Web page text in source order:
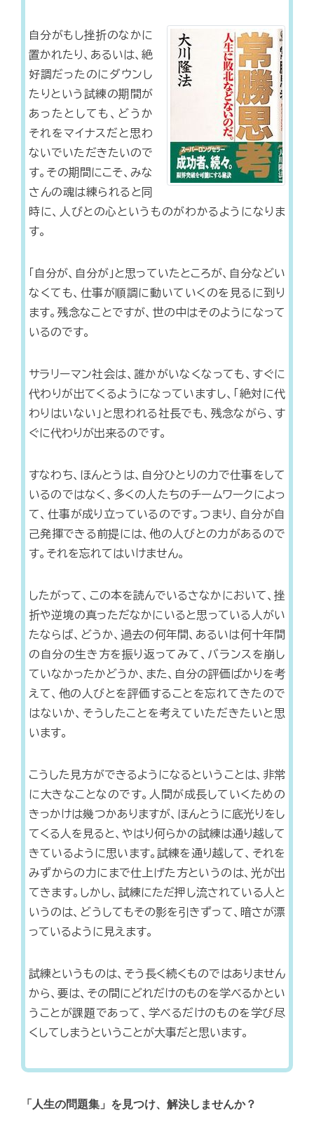
自分がもし挫折のなかに
置かれたり、あるいは、絶
好調だったのにダウンし
たりという試練の期間が
あったとしても、どうか
それをマイナスだと思わ
ないでいただきたいので
す。その期間にこそ、みな
さんの魂は練られると同
時に、人びとの心というものがわかるようになりま
す。
「自分が、自分が」と思っていたところが、自分などい
なくても、仕事が順調に動いていくのを見るに到り
ます。残念なことですが、世の中はそのようになって
いるのです。
サラリーマン社会は、誰かがいなくなっても、すぐに
代わりが出てくるようになっていますし、「絶対に代
わりはいない」と思われる社長でも、残念ながら、す
ぐに代わりが出来るのです。
すなわち、ほんとうは、自分ひとりの力で仕事をして
いるのではなく、多くの人たちのチームワークによっ
て、仕事が成り立っているのです。つまり、自分が自
己発揮できる前提には、他の人びとの力があるので
す。それを忘れてはいけません。
したがって、この本を読んでいるさなかにおいて、挫
折や逆境の真っただなかにいると思っている人がい
たならば、どうか、過去の何年間、あるいは何十年間
の自分の生き方を振り返ってみて、バランスを崩し
ていなかったかどうか、また、自分の評価ばかりを考
えて、他の人びとを評価することを忘れてきたので
はないか、そうしたことを考えていただきたいと思
います。
こうした見方ができるようになるということは、非常
に大きなことなのです。人間が成長していくための
きっかけは幾つかありますが、ほんとうに底光りをし
てくる人を見ると、やはり何らかの試練は通り越して
きているように思います。試練を通り越して、それを
みずからの力にまで仕上げた方というのは、光が出
てきます。しかし、試練にただ押し流されている人と
いうのは、どうしてもその影を引きずって、暗さが漂
っているように見えます。
試練というものは、そう長く続くものではありません
から、要は、その間にどれだけのものを学べるかとい
うことが課題であって、学べるだけのものを学び尽
くしてしまうということが大事だと思います。
「人生の問題集」を見つけ、解決しませんか？